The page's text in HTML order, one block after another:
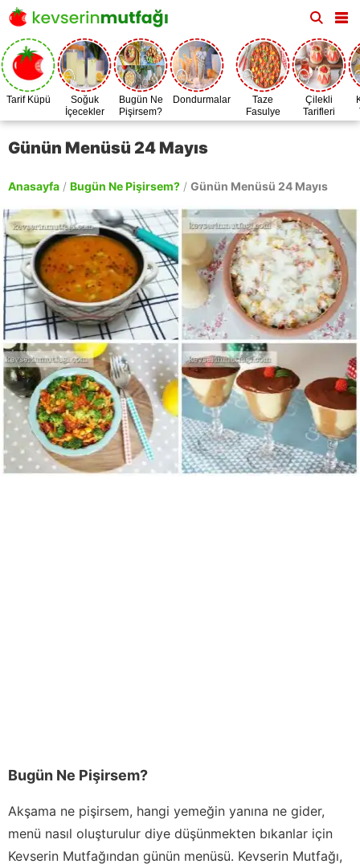
Tarif Küpü
Soğuk
İçecekler
Bugün Ne
Pişirsem?
Dondurmalar
Taze
Fasulye
Zamanı
Çilekli
Tarifleri
Günün Menüsü 24 Mayıs
Anasayfa / Bugün Ne Pişirsem? / Günün Menüsü 24 Mayıs
Bugün Ne Pişirsem?
Akşama ne pişirsem, hangi yemeğin yanına ne gider,
menü nasıl oluşturulur diye düşünmekten bıkanlar için
Kevserin Mutfağından günün menüsü. Kevserin Mutfağı,